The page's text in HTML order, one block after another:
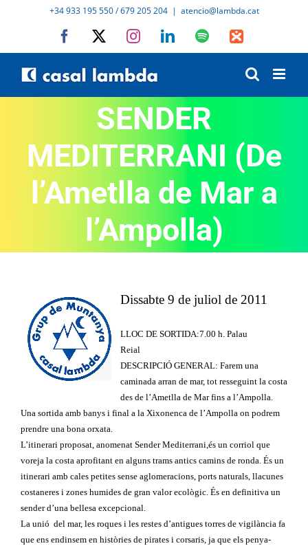
+34 933 195 550 / 679 205 204 | atencio@lambda.cat
Facebook InstagramLinkedInSpotifyIVoox
SENDER
MEDITERRANI (De
l’Ametlla de Mar a
l’Ampolla)
Dissabte 9 de juliol de 2011
LLOC DE SORTIDA:7.00 h. Palau
Reial
DESCRIPCIÓ GENERAL: Farem una
caminada arran de mar, tot resseguint la costa
des de l’Ametlla de Mar fins a l’Ampolla.
Una sortida amb banys i final a la Xixonenca de l’Ampolla on podrem
prendre una bona orxata.
L’itinerari proposat, anomenat Sender Mediterrani,és un corriol que
voreja la costa aprofitant en alguns trams antics camins de ronda. És un
itinerari amb cales petites sense aglomeracions, ports naturals, llacunes
costaneres i zones humides de gran valor ecològic. És en definitiva un
sender d’una bellesa excepcional.
La unió del mar, les roques i les restes d’antigues torres de vigilància fa
que ens endinsem en històries de pirates i corsaris, ja que els penya-